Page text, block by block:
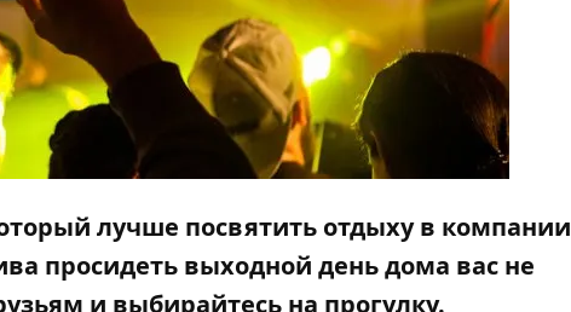
лучше посвятить отдыху в компании
просидеть выходной день дома вас не
и выбирайтесь на прогулку.